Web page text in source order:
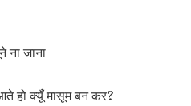
ना जाना
हो क्यूँ मासूम बन कर?